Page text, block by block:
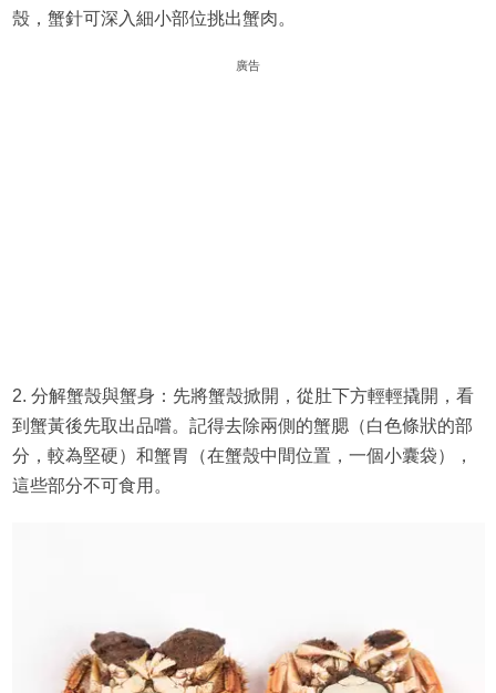
殼，蟹針可深入細小部位挑出蟹肉。
廣告
2. 分解蟹殼與蟹身：先將蟹殼掀開，從肚下方輕輕撬開，看
到蟹黃後先取出品嚐。記得去除兩側的蟹腮（白色條狀的部
分，較為堅硬）和蟹胃（在蟹殼中間位置，一個小囊袋），
這些部分不可食用。